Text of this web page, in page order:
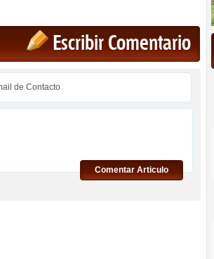
Escribir Comentario
Comentar Articulo